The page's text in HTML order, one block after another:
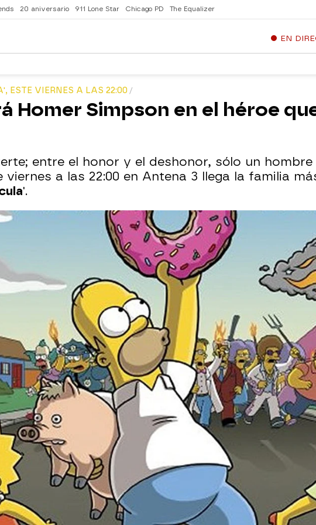
20 aniversario 911 Lone Star Chicago PD The Equalizer
EN
ESTE VIERNES A LAS 22:00
Homer Simpson en el héroe
entre el honor y el deshonor, sólo un
viernes a las 22:00 en Antena 3 llega la familia
'.
17:05
WhatsappFacebook
X
al mundo de una catástrofe que él mismo
comienza con Homer, su nueva mascota,
lleno de excrementos que tiene una fuga,
que desencadena un desastre distinto a
haya experimentado jamás. Mientras